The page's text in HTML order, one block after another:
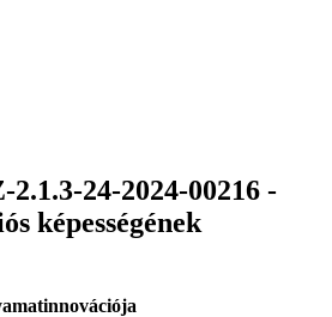
24-2024-00216 -
képességének